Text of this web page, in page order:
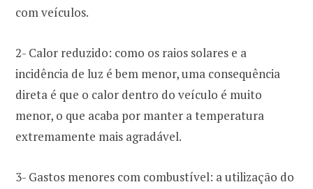
com veículos.
2- Calor reduzido: como os raios solares e a
incidência de luz é bem menor, uma consequência
direta é que o calor dentro do veículo é muito
menor, o que acaba por manter a temperatura
extremamente mais agradável.
3- Gastos menores com combustível: a utilização do